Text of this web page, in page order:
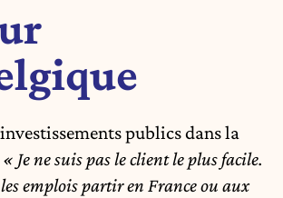
publics dans la
« Je ne suis pas le client le plus facile.
emplois partir en France ou aux